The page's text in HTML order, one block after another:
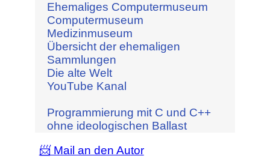
Ehemaliges Computermuseum
Computermuseum
Medizinmuseum
Übersicht der ehemaligen
Sammlungen
Die alte Welt
YouTube Kanal
Programmierung mit C und C++
ohne ideologischen Ballast
📨 Mail an den Autor